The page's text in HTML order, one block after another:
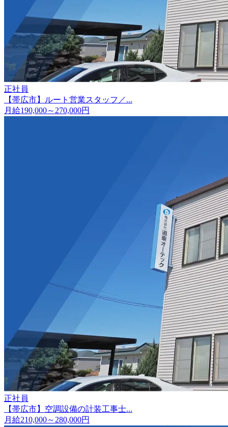
正社員
【帯広市】ルート営業スタッフ／...
月給190,000～270,000円
正社員
【帯広市】空調設備の計装工事士...
月給210,000～280,000円